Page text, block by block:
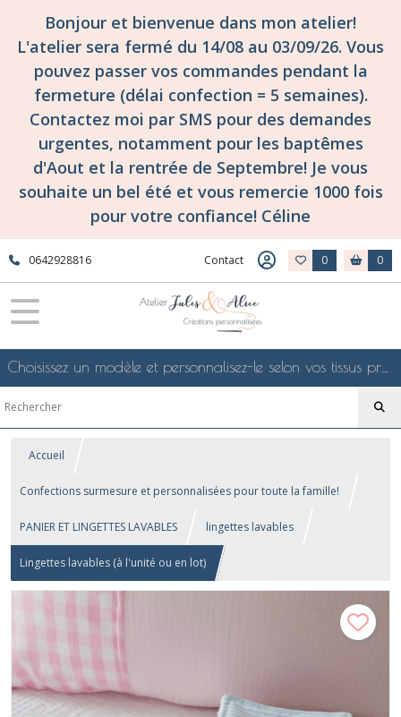
Bonjour et bienvenue dans mon atelier!
L'atelier sera fermé du 14/08 au 03/09/26. Vous
pouvez passer vos commandes pendant la
fermeture (délai confection = 5 semaines).
Contactez moi par SMS pour des demandes
urgentes, notamment pour les baptêmes
d'Aout et la rentrée de Septembre! Je vous
souhaite un bel été et vous remercie 1000 fois
pour votre confiance! Céline
0642928816 Contact 0 0
Choisissez un modèle et personnalisez-le selon vos tissus préférés de mes collections en ligne, je le confectionnerai selon vos souhaits
Accueil
Confections surmesure et personnalisées pour toute la famille!
PANIER ET LINGETTES LAVABLES lingettes lavables
Lingettes lavables (à l'unité ou en lot)